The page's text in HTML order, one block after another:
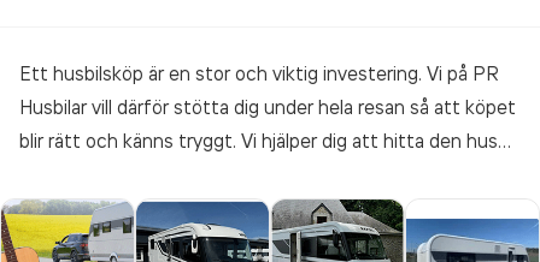
Ett husbilsköp är en stor och viktig investering. Vi på PR
Husbilar vill därför stötta dig under hela resan så att köpet
blir rätt och känns tryggt. Vi hjälper dig att hitta den husbil
förmånlig finansiering, hjälper dig att försäkra och finns
sedan tillgängliga så länge du har husbilen kvar. service och